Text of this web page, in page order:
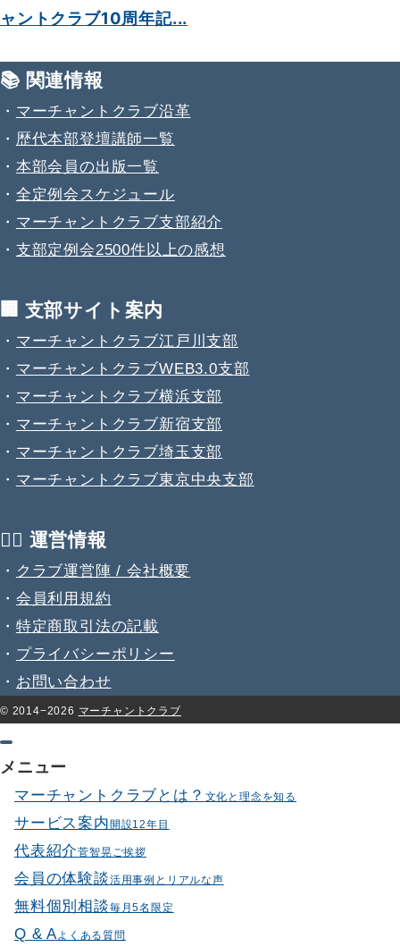
ャントクラブ10周年記...
📚 関連情報
・ マーチャントクラブ沿革
・ 歴代本部登壇講師一覧
・ 本部会員の出版一覧
・ 全定例会スケジュール
・ マーチャントクラブ支部紹介
・ 支部定例会2500件以上の感想
🏢 支部サイト案内
・ マーチャントクラブ江戸川支部
・ マーチャントクラブWEB3.0支部
・ マーチャントクラブ横浜支部
・ マーチャントクラブ新宿支部
・ マーチャントクラブ埼玉支部
・ マーチャントクラブ東京中央支部
💁‍♂️ 運営情報
・ クラブ運営陣 / 会社概要
・ 会員利用規約
・ 特定商取引法の記載
・ プライバシーポリシー
・ お問い合わせ
© 2014−2026 マーチャントクラブ
メニュー
マーチャントクラブとは？ 文化と理念を知る
サービス案内 開設12年目
代表紹介菅智晃ご挨拶
会員の体験談活用事例とリアルな声
無料個別相談毎月5名限定
Q & A よくある質問